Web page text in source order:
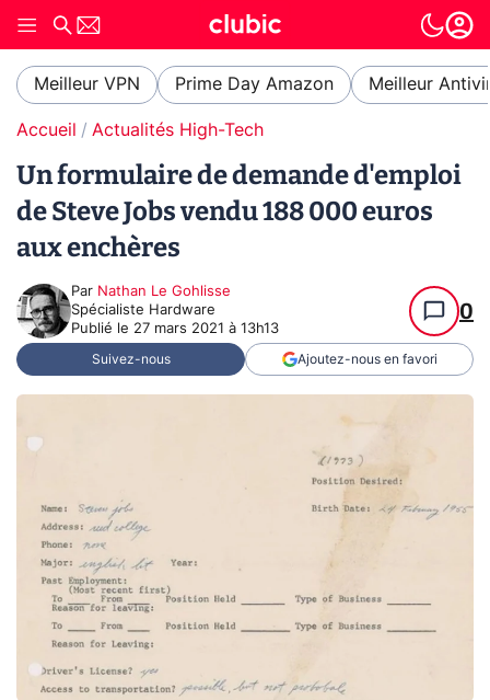
Meilleur VPN Prime Day Amazon Meilleur
Accueil Actualités High-Tech
Un formulaire de demande d'emploi
de Steve Jobs vendu 188 000 euros
aux enchères
Par Nathan Le Gohlisse
Spécialiste Hardware
Publié le 27 mars 2021 à 13h13
0
Suivez-nous Ajoutez-nous en favori